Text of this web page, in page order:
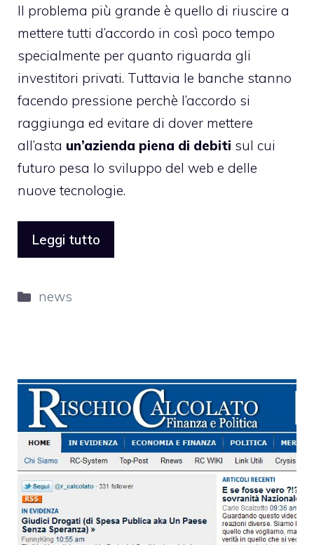
Il problema più grande è quello di riuscire a
mettere tutti d’accordo in così poco tempo
specialmente per quanto riguarda gli
investitori privati. Tuttavia le banche stanno
facendo pressione perchè l’accordo si
raggiunga ed evitare di dover mettere
all’asta un’azienda piena di debiti sul cui
futuro pesa lo sviluppo del web e delle
nuove tecnologie.
Leggi tutto
Categorie
news